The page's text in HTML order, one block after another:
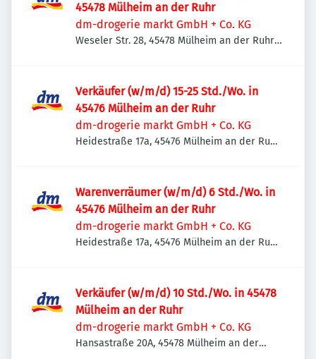
45478 Mülheim an der Ruhr
dm-drogerie markt GmbH + Co. KG
Weseler Str. 28, 45478 Mülheim an der Ruhr,
Verkäufer (w/m/d) 15-25 Std./Wo. in
45476 Mülheim an der Ruhr
dm-drogerie markt GmbH + Co. KG
Heidestraße 17a, 45476 Mülheim an der Ruhr,
Warenverräumer (w/m/d) 6 Std./Wo. in
45476 Mülheim an der Ruhr
dm-drogerie markt GmbH + Co. KG
Heidestraße 17a, 45476 Mülheim an der Ruhr,
Verkäufer (w/m/d) 10 Std./Wo. in 45478
Mülheim an der Ruhr
dm-drogerie markt GmbH + Co. KG
Hansastraße 20A, 45478 Mülheim an der